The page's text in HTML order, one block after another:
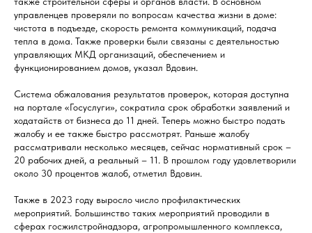
управленцев проверяли по вопросам качества жизни в доме:
чистота в подъезде, скорость ремонта коммуникаций, подача
тепла в дома. Также проверки были связаны с деятельностью
управляющих МКД организаций, обеспечением и
функционированием домов, указал Вдовин.
Система обжалования результатов проверок, которая доступна
на портале «Госуслуги», сократила срок обработки заявлений и
ходатайств от бизнеса до 11 дней. Теперь можно быстро подать
жалобу и ее также быстро рассмотрят. Раньше жалобу
рассматривали несколько месяцев, сейчас нормативный срок –
20 рабочих дней, а реальный – 11. В прошлом году удовлетворили
около 30 процентов жалоб, отметил Вдовин.
Также в 2023 году выросло число профилактических
мероприятий. Большинство таких мероприятий проводили в
сферах госжилстройнадзора, агропромышленного комплекса,